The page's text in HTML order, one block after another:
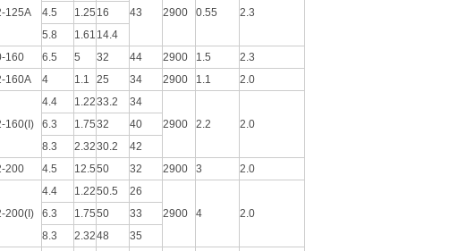
125A
43
2900 0.55 2.3
4.5 1.25 16
5.8
1.61 14.4
160
6.5 5 32 44 2900 1.5
2.3
160A
4 1.1 25 34 2900 1.1 2.0
160(I)
4.4 1.2233.2
34
2900
2.2 2.0
6.3 1.7532
40
8.3
2.3230.2
42
200
4.5 12.550 32 2900 3 2.0
200(I)
4.4 1.2250.5
26
2900
4 2.0
6.3 1.7550
33
8.3
2.3248 35